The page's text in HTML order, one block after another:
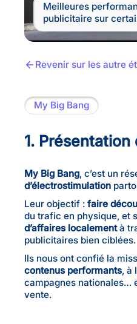
Meilleures
publicitaire sur
Revenir sur les autre
My Big Bang
1.
My Big Bang, c’est un
d’électrostimulation
Leur objectif : faire
du trafic en physique, et
d’affaires localementà
publicitaires bien ciblées.
Ils nous ont confié la
contenus performants, à
campagnes nationales…
vente.